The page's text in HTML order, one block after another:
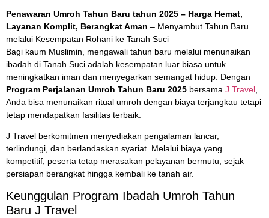
Penawaran Umroh Tahun Baru tahun 2025 – Harga Hemat,
Layanan Komplit, Berangkat Aman – Menyambut Tahun Baru
melalui Kesempatan Rohani ke Tanah Suci
Bagi kaum Muslimin, mengawali tahun baru melalui menunaikan
ibadah di Tanah Suci adalah kesempatan luar biasa untuk
meningkatkan iman dan menyegarkan semangat hidup. Dengan
Program Perjalanan Umroh Tahun Baru 2025 bersama J Travel
Anda bisa menunaikan ritual umroh dengan biaya terjangkau tetapi
tetap mendapatkan fasilitas terbaik.
J Travel berkomitmen menyediakan pengalaman lancar,
terlindungi, dan berlandaskan syariat. Melalui biaya yang
kompetitif, peserta tetap merasakan pelayanan bermutu, sejak
persiapan berangkat hingga kembali ke tanah air.
Keunggulan Program Ibadah Umroh Tahun
Baru J Travel